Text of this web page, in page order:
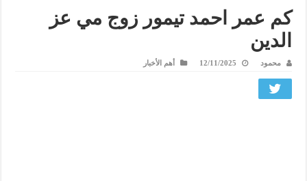
كم عمر احمد تيمور زوج مي عز
الدين
محمود 12/11/2025 أهم الأخبار